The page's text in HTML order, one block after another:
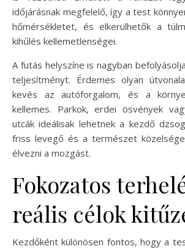
időjárásnak megfelelő, így a test
hőmérsékletet, és elkerülhetők a
kihűlés kellemetlenségei.
A futás helyszíne is nagyban
teljesítményt. Érdemes olyan
kevés az autóforgalom, és a
kellemes. Parkok, erdei ösvények
utcák ideálisak lehetnek a kezdő
friss levegő és a természet
élvezni a mozgást.
Fokozatos
reális célok
Kezdőként különösen fontos, hogy a